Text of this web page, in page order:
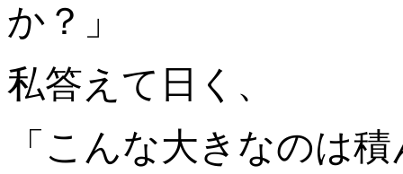
か？」
私答えて日く、
「こんな大きなのは